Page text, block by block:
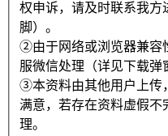
权申诉，请及时联系我方
脚）。
②由于网络或浏览器兼容
服微信处理（详见下载弹
③本资料由其他用户上传
满意，若存在资料虚假不
理。